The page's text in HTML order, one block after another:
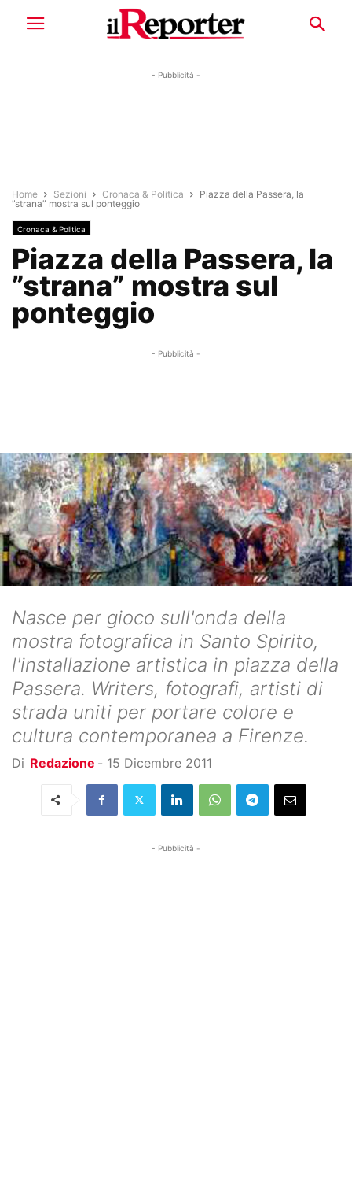
- Pubblicità -
Home Sezioni Cronaca & Politica
Piazza della Passera, la
”strana” mostra sul ponteggio
Cronaca & Politica
Piazza della Passera, la
”strana” mostra sul
ponteggio
- Pubblicità -
Nasce per gioco sull'onda della
mostra fotografica in Santo Spirito,
l'installazione artistica in piazza della
Passera. Writers, fotografi, artisti di
strada uniti per portare colore e
cultura contemporanea a Firenze.
Di Redazione - 15 Dicembre 2011
- Pubblicità -